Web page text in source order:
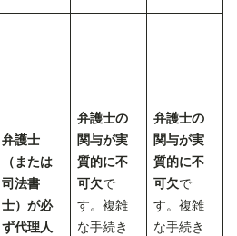
弁護士
（または
司法書
士）が必
ず代理人
弁護士の
関与が実
質的に不
可欠で
す。複雑
な手続き
弁護士の
関与が実
質的に不
可欠で
す。複雑
な手続き